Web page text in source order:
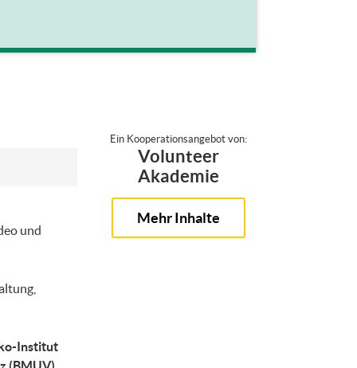
und
Institut
Ein Kooperationsangebot von:
Volunteer
Akademie
Mehr Inhalte